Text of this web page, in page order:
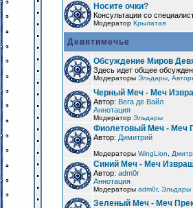
Носите очки?
Консультации со
Модератор Крылатая
Девятимечье
Обсуждение Миров
Здесь идет общее
Модераторы Эльдары
Черный Меч - Меч
Автор: Вега де Вайл
Аннотация
Модератор Эльдары
Фиолетовый Меч - Меч
Автор: Димитрий
Модераторы WingLion
Синий Меч - Меч
Автор: adm0r
Аннотация
Модераторы adm0r, Эльдары
Зеленый Меч - Меч